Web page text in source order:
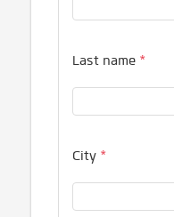
Last name *
City *